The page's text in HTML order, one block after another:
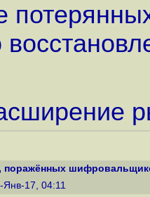
поражённых
Янв-17, 04:11